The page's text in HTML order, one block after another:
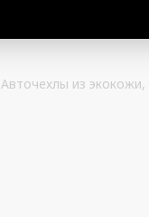
Авточехлы из экокожи,